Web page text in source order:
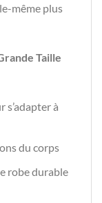
même plus
Taille
à
du corps
robe durable